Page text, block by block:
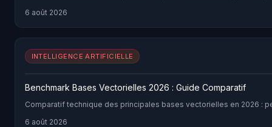
6 août 2026
INTELLIGENCE ARTIFICIELLE
Benchmark Bases Vectorielles 2026 : Guide Comparatif
Comparatif technique des principales bases vectorielles en 2026 :
6 août 2026